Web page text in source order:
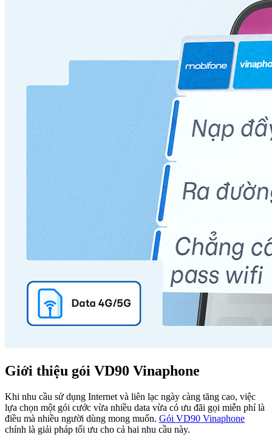
Giới thiệu gói VD90 Vinaphone
Khi nhu cầu sử dụng Internet và liên lạc ngày càng tăng cao, việc
lựa chọn một gói cước vừa nhiều data vừa có ưu đãi gọi miễn phí là
điều mà nhiều người dùng mong muốn. Gói VD90 Vinaphone
chính là giải pháp tối ưu cho cả hai nhu cầu này.